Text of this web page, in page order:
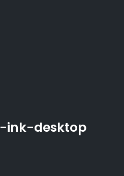
ink-desktop